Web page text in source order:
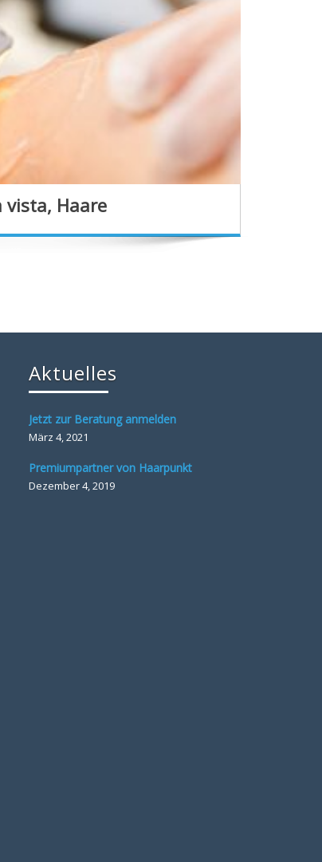
vista, Haare
Aktuelles
Jetzt zur Beratung anmelden
März 4, 2021
Premiumpartner von Haarpunkt
Dezember 4, 2019